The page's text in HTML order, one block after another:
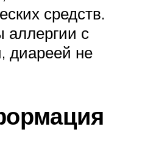
средств.
с
диареей не